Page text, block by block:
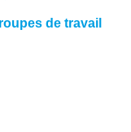
de travail